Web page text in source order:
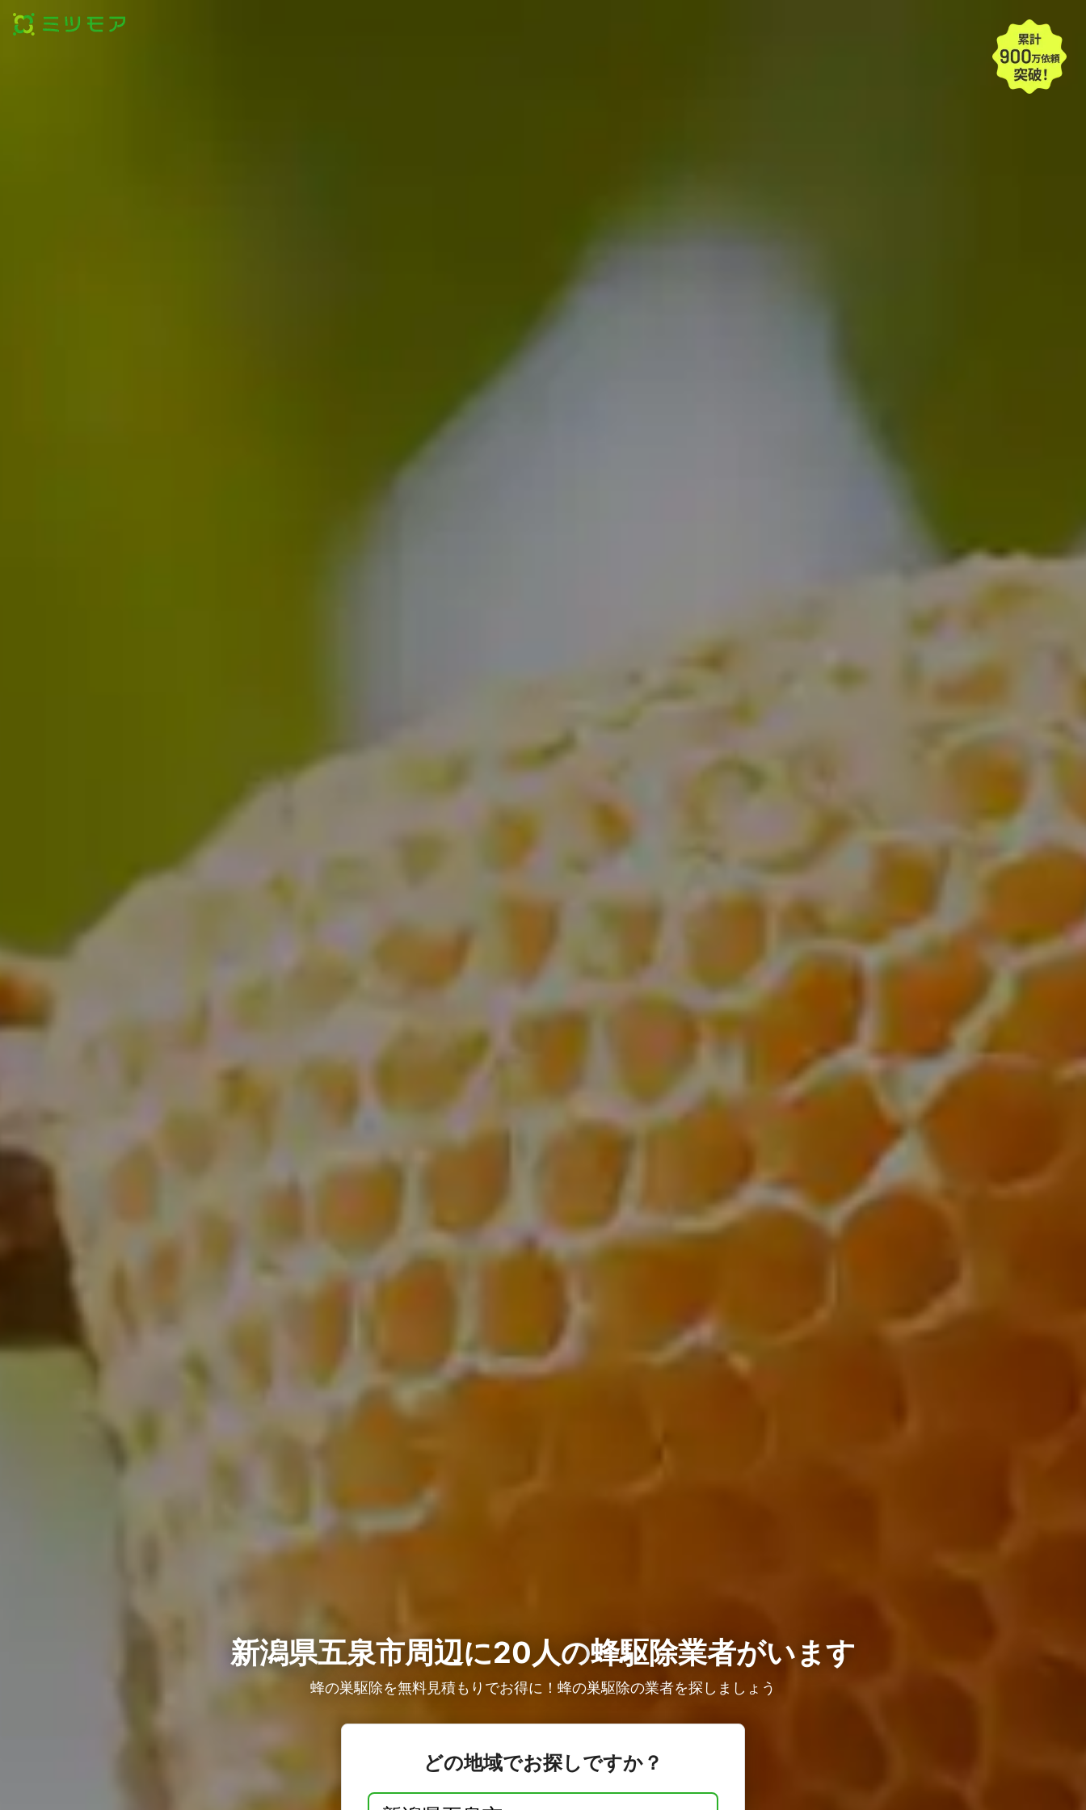
新潟県五泉市周辺に20人の蜂駆除業者がいます
蜂の巣駆除を無料見積もりでお得に！蜂の巣駆除の業者を探しましょう
どの地域でお探しですか？